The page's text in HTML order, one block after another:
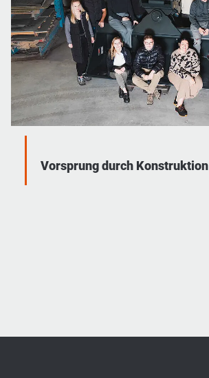
Vorsprung durch Konstruktion